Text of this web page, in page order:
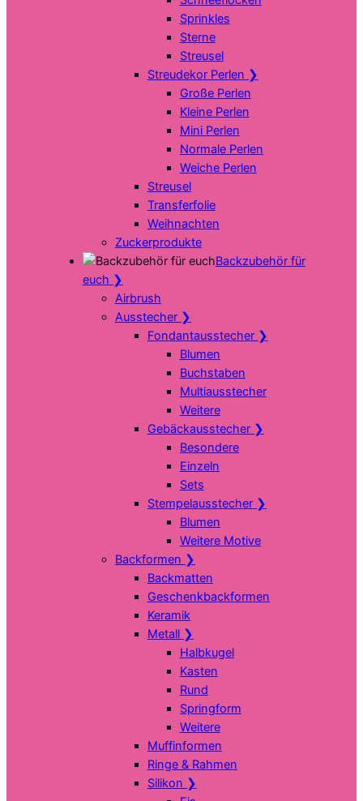
Sprinkles
Sterne
Streusel
Streudekor Perlen ❯
Große Perlen
Kleine Perlen
Mini Perlen
Normale Perlen
Weiche Perlen
Streusel
Transferfolie
Weihnachten
Zuckerprodukte
Backzubehör für
euch ❯
Airbrush
Ausstecher ❯
Fondantausstecher ❯
Blumen
Buchstaben
Multiausstecher
Weitere
Gebäckausstecher ❯
Besondere
Einzeln
Sets
Stempelausstecher ❯
Blumen
Weitere Motive
Backformen ❯
Backmatten
Geschenkbackformen
Keramik
Metall ❯
Halbkugel
Kasten
Rund
Springform
Weitere
Muffinformen
Ringe & Rahmen
Silikon ❯